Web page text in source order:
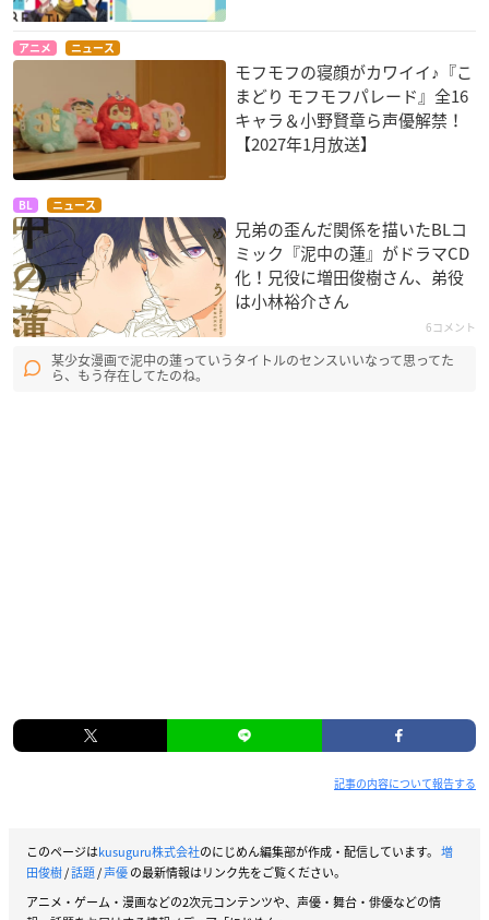
アニメ ニュース
モフモフの寝顔がカワイイ♪『こ
まどり モフモフパレード』全16
キャラ＆小野賢章ら声優解禁！
【2027年1月放送】
BL ニュース
兄弟の歪んだ関係を描いたBLコ
ミック『泥中の蓮』がドラマCD
化！兄役に増田俊樹さん、弟役
は小林裕介さん
6コメント
某少女漫画で泥中の蓮っていうタイトルのセンスいいなって思ってた
ら、もう存在してたのね。
記事の内容について報告する
このページはkusuguru株式会社のにじめん編集部が作成・配信しています。 増
田俊樹/話題/声優の最新情報はリンク先をご覧ください。
アニメ・ゲーム・漫画などの2次元コンテンツや、声優・舞台・俳優などの情